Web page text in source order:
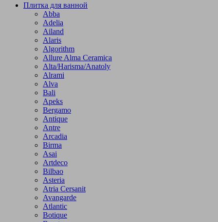
Плитка для ванной
Abba
Adelia
Ailand
Alaris
Algorithm
Allure Alma Ceramica
Alta/Harisma/Anatoly
Alrami
Alva
Bali
Apeks
Bergamo
Antique
Antre
Arcadia
Birma
Asai
Artdeco
Bilbao
Asteria
Atria Cersanit
Avangarde
Atlantic
Botique